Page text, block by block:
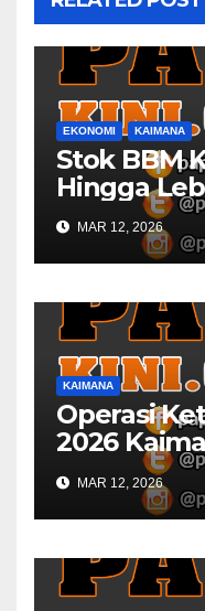
EKONOMI KAIMANA
Stok BBM
Hingga
MAR 12, 2026
KAIMANA
Operasi
2026
Personil
MAR 12, 2026